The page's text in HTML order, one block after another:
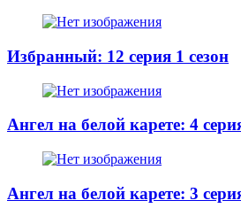
Избранный: 12 серия 1 сезон
Ангел на белой карете: 4
Ангел на белой карете: 3